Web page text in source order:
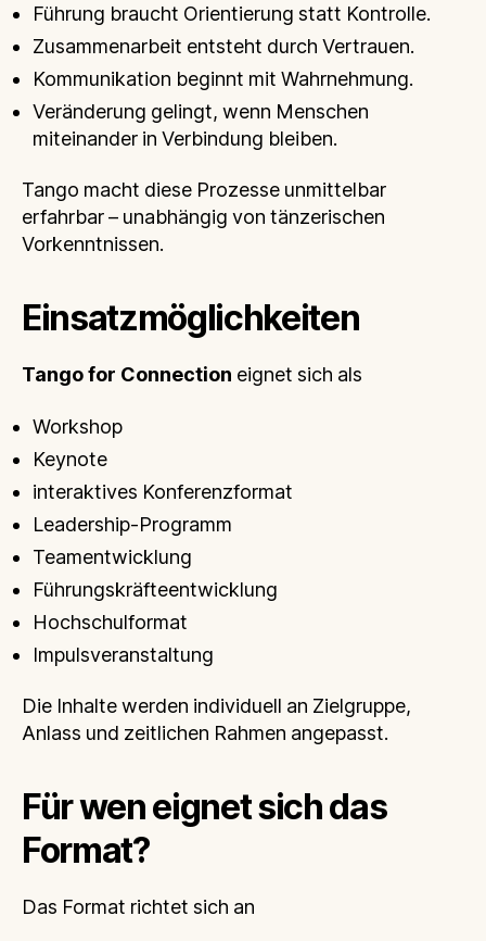
Führung braucht Orientierung statt Kontrolle.
Zusammenarbeit entsteht durch Vertrauen.
Kommunikation beginnt mit Wahrnehmung.
Veränderung gelingt, wenn Menschen
miteinander in Verbindung bleiben.
Tango macht diese Prozesse unmittelbar
erfahrbar – unabhängig von tänzerischen
Vorkenntnissen.
Einsatzmöglichkeiten
Tango for Connection eignet sich als
Workshop
Keynote
interaktives Konferenzformat
Leadership-Programm
Teamentwicklung
Führungskräfteentwicklung
Hochschulformat
Impulsveranstaltung
Die Inhalte werden individuell an Zielgruppe,
Anlass und zeitlichen Rahmen angepasst.
Für wen eignet sich das
Format?
Das Format richtet sich an